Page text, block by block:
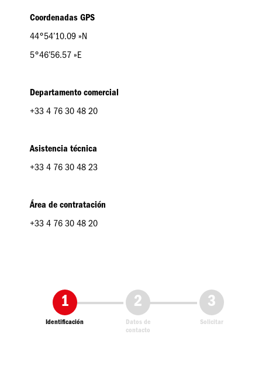
Coordenadas GPS
44°54’10.09 »N
5°46’56.57 »E
Departamento comercial
+33 4 76 30 48 20
Asistencia técnica
+33 4 76 30 48 23
Área de contratación
+33 4 76 30 48 20
Formulaire
Actual
Identificación
Datos de
contacto
Solicitar